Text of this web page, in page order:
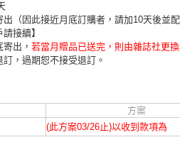
出（因此接近月底訂購者，請加10天後並
接續】
出， 若當月贈品已送完，則由雜誌社更
，過期恕不接受退訂。
方案
(此方案03/26止)以收到款項為